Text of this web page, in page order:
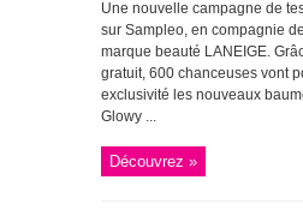
Une nouvelle campagne de
sur Sampleo, en compagnie
marque beauté LANEIGE.
gratuit, 600 chanceuses vont
exclusivité les nouveaux
Glowy ...
Découvrez »